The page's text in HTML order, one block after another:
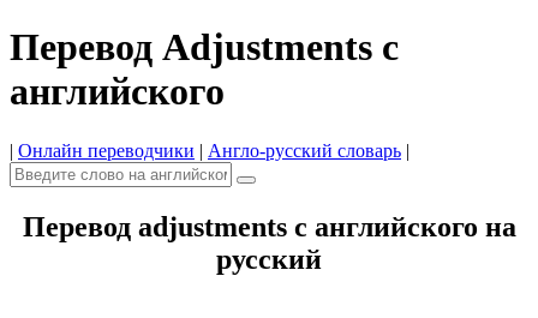
Перевод Adjustments с
английского
| Онлайн переводчики | Англо-русский словарь |
Перевод adjustments с английского на
русский